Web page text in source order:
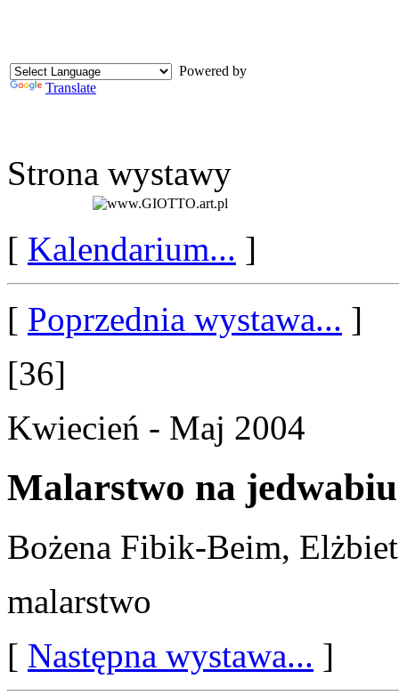
Powered by
Translate
Strona wystawy
[ Kalendarium... ]
[ Poprzednia wystawa... ]
[36]
Kwiecień - Maj 2004
Malarstwo na jedwabiu
Bożena Fibik-Beim,
malarstwo
[ Następna wystawa... ]